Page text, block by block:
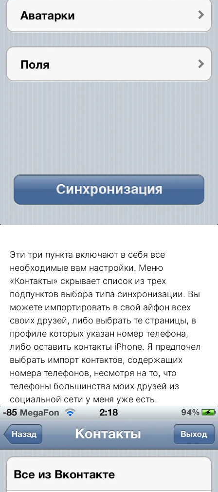
Эти три пункта включают в себя все
необходимые вам настройки. Меню
«Контакты» скрывает список из трех
подпунктов выбора типа синхронизации. Вы
можете импортировать в свой айфон всех
своих друзей, либо выбрать те страницы, в
профиле которых указан номер телефона,
либо оставить контакты iPhone. Я предпочел
выбрать импорт контактов, содержащих
номера телефонов, несмотря на то, что
телефоны большинства моих друзей из
социальной сети у меня уже есть.